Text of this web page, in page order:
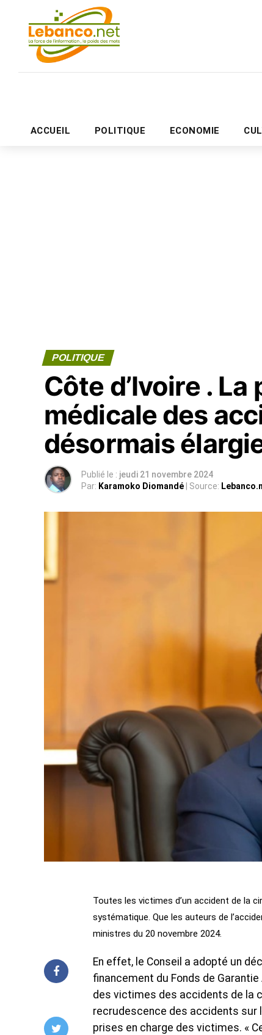
ACCUEIL POLITIQUE ECONOMIE
POLITIQUE
Côte d’Ivoire .
médicale des
désormais
Publié le : jeudi 21 novembre 2024
Par: Karamoko Diomandé | Source:
Toutes les victimes d’un accident de la
systématique. Que les auteurs de
ministres du 20 novembre 2024.
En effet, le Conseil a adopté un
financement du Fonds de
des victimes des accidents de la
recrudescence des accidents sur
prises en charge des victimes. «